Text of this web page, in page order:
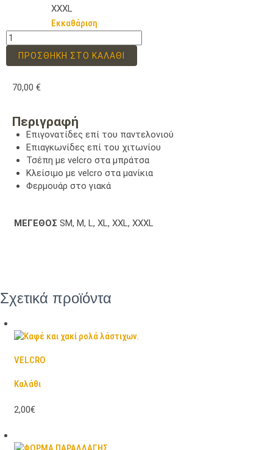
XXXL
Εκκαθάριση
ΠΡΟΣΘΉΚΗ ΣΤΟ ΚΑΛΆΘΙ
70,00 €
Περιγραφή
Επιγονατίδες επί του παντελονιού
Επιαγκωνίδες επί του χιτωνίου
Τσέπη με velcro στα μπράτσα
Κλείσιμο με velcro στα μανίκια
Φερμουάρ στο γιακά
ΜΕΓΕΘΟΣ SM, M, L, XL, XXL, XXXL
Σχετικά προϊόντα
VELCRO
Καλάθι
2,00€